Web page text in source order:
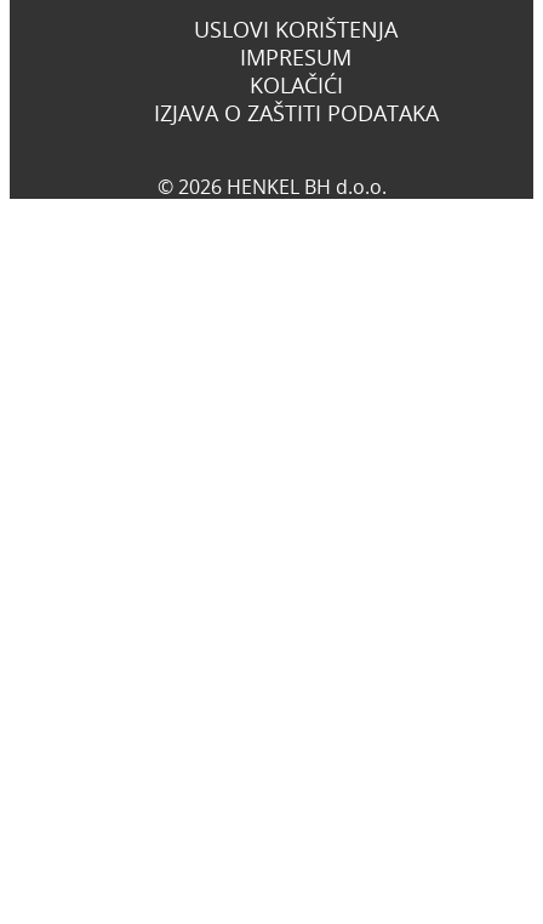
USLOVI KORIŠTENJA
IMPRESUM
KOLAČIĆI
IZJAVA O ZAŠTITI PODATAKA
© 2026 HENKEL BH d.o.o.